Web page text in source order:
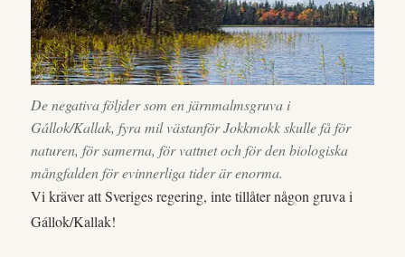
De negativa följder som en järnmalmsgruva i
Gállok/Kallak, fyra mil västanför Jokkmokk skulle få för
naturen, för samerna, för vattnet och för den biologiska
mångfalden för evinnerliga tider är enorma.
Vi kräver att Sveriges regering, inte tillåter någon gruva i
Gállok/Kallak!